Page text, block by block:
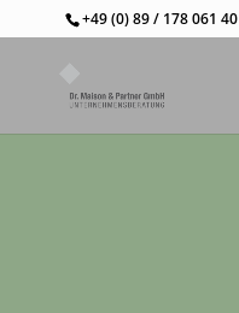
+49 (0) 89 / 178 061 40